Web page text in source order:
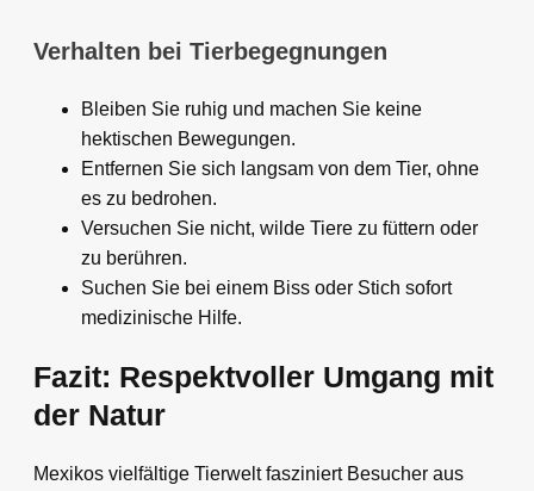
Verhalten bei Tierbegegnungen
Bleiben Sie ruhig und machen Sie keine
hektischen Bewegungen.
Entfernen Sie sich langsam von dem Tier, ohne
es zu bedrohen.
Versuchen Sie nicht, wilde Tiere zu füttern oder
zu berühren.
Suchen Sie bei einem Biss oder Stich sofort
medizinische Hilfe.
Fazit: Respektvoller Umgang mit
der Natur
Mexikos vielfältige Tierwelt fasziniert Besucher aus